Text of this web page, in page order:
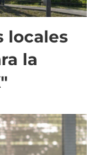
locales
la